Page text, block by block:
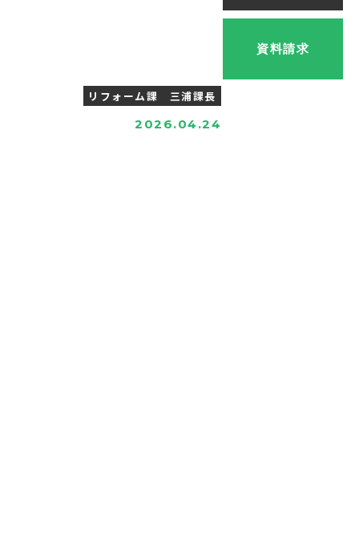
資料請求
リフォーム課 三浦課長
2026.04.24